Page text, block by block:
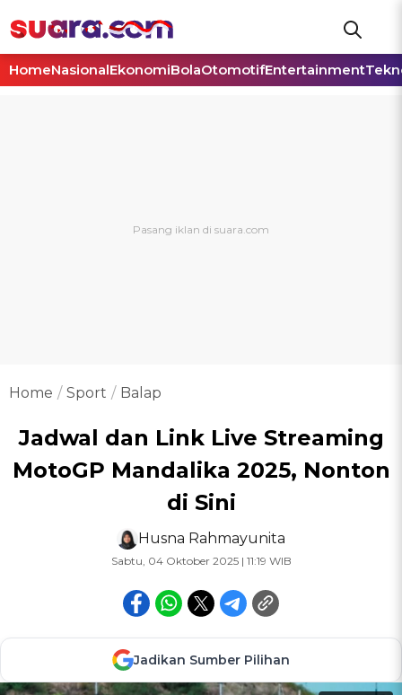
HomeNasionalEkonomiBolaOtomotifEntertainment
Home Sport Balap
Jadwal dan Link Live Streaming
MotoGP Mandalika 2025, Nonton
di Sini
Husna Rahmayunita
Sabtu, 04 Oktober 2025 | 11:19 WIB
Jadikan Sumber Pilihan